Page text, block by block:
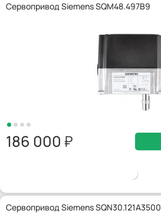
Сервопривод Siemens SQM48.497B9
186 000
Сервопривод Siemens SQN30.121A3500